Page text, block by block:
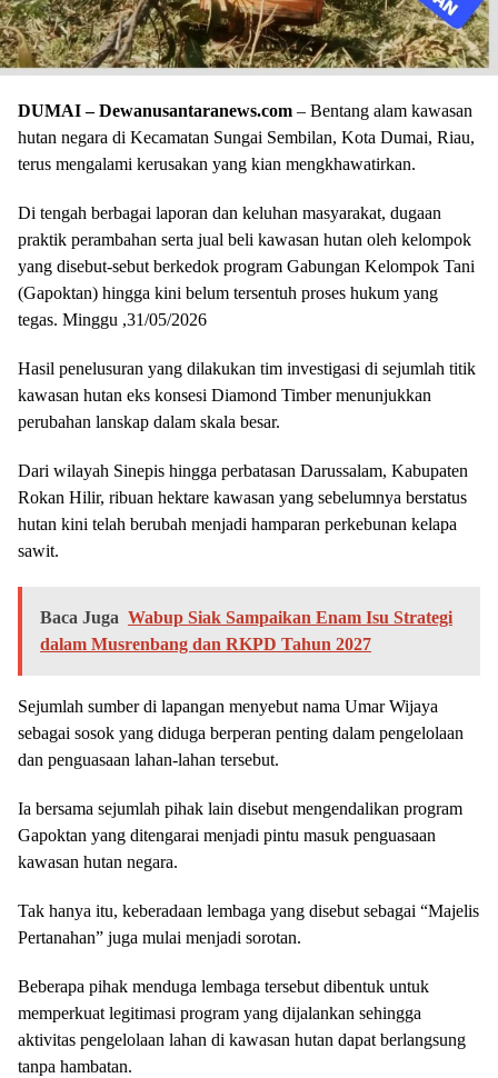
DUMAI – Dewanusantaranews.com – Bentang alam kawasan
hutan negara di Kecamatan Sungai Sembilan, Kota Dumai, Riau,
terus mengalami kerusakan yang kian mengkhawatirkan.
Di tengah berbagai laporan dan keluhan masyarakat, dugaan
praktik perambahan serta jual beli kawasan hutan oleh kelompok
yang disebut-sebut berkedok program Gabungan Kelompok Tani
(Gapoktan) hingga kini belum tersentuh proses hukum yang
tegas. Minggu ,31/05/2026
Hasil penelusuran yang dilakukan tim investigasi di sejumlah titik
kawasan hutan eks konsesi Diamond Timber menunjukkan
perubahan lanskap dalam skala besar.
Dari wilayah Sinepis hingga perbatasan Darussalam, Kabupaten
Rokan Hilir, ribuan hektare kawasan yang sebelumnya berstatus
hutan kini telah berubah menjadi hamparan perkebunan kelapa
sawit.
Baca Juga Wabup Siak Sampaikan Enam Isu Strategi
dalam Musrenbang dan RKPD Tahun 2027
Sejumlah sumber di lapangan menyebut nama Umar Wijaya
sebagai sosok yang diduga berperan penting dalam pengelolaan
dan penguasaan lahan-lahan tersebut.
Ia bersama sejumlah pihak lain disebut mengendalikan program
Gapoktan yang ditengarai menjadi pintu masuk penguasaan
kawasan hutan negara.
Tak hanya itu, keberadaan lembaga yang disebut sebagai “Majelis
Pertanahan” juga mulai menjadi sorotan.
Beberapa pihak menduga lembaga tersebut dibentuk untuk
memperkuat legitimasi program yang dijalankan sehingga
aktivitas pengelolaan lahan di kawasan hutan dapat berlangsung
tanpa hambatan.